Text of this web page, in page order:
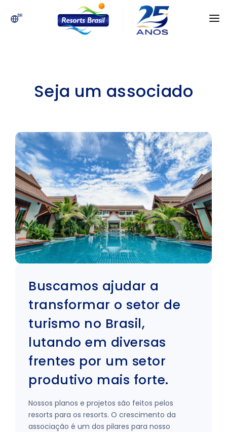
BR
ASSOCIADOS
APOIE O TURISMO
FALE CONOSCO
Seja um associado
Buscamos ajudar a
transformar o setor de
turismo no Brasil,
lutando em diversas
frentes por um setor
produtivo mais forte.
Nossos planos e projetos são feitos pelos
resorts para os resorts. O crescimento da
associação é um dos pilares para nosso